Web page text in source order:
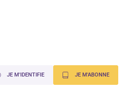
JE M'IDENTIFIE JE M'ABONNE